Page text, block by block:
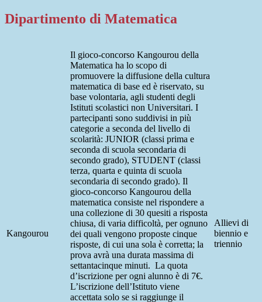
Dipartimento di Matematica
Kangourou
Il gioco-concorso Kangourou della
Matematica ha lo scopo di
promuovere la diffusione della cultura
matematica di base ed è riservato, su
base volontaria, agli studenti degli
Istituti scolastici non Universitari. I
partecipanti sono suddivisi in più
categorie a seconda del livello di
scolarità: JUNIOR (classi prima e
seconda di scuola secondaria di
secondo grado), STUDENT (classi
terza, quarta e quinta di scuola
secondaria di secondo grado). Il
gioco-concorso Kangourou della
matematica consiste nel rispondere a
una collezione di 30 quesiti a risposta
chiusa, di varia difficoltà, per ognuno
dei quali vengono proposte cinque
risposte, di cui una sola è corretta; la
prova avrà una durata massima di
settantacinque minuti. La quota
d’iscrizione per ogni alunno è di 7€.
L’iscrizione dell’Istituto viene
accettata solo se si raggiunge il
Allievi di
biennio e
triennio